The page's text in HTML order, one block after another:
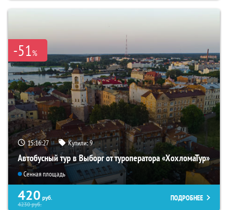
-51%
15:16:26 Купили:9
Автобусный тур в Выборг от туроператора «ХохломаТур»
Сенная площадь
420 руб.
4230руб.
ПОДРОБНЕЕ